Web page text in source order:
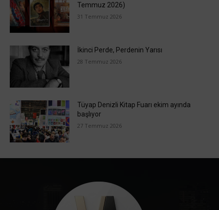
Temmuz 2026)
31 Temmuz 2026
İkinci Perde, Perdenin Yarısı
28 Temmuz 2026
Tüyap Denizli Kitap Fuarı ekim ayında
başlıyor
27 Temmuz 2026